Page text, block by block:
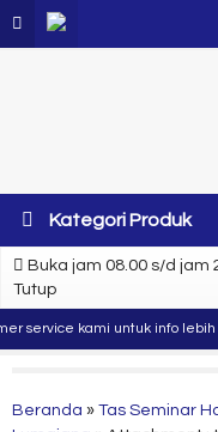
Kategori Produk
Buka jam 08.00 s/d jam
Tutup
service kami untuk info lebih
Beranda » Tas Seminar